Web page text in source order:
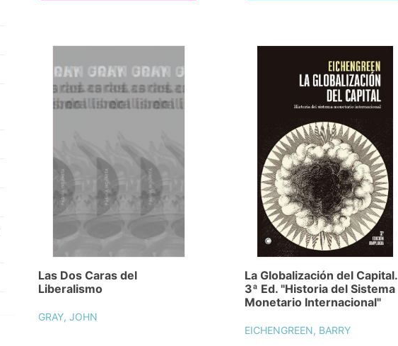
Las Dos Caras del
Liberalismo
GRAY, JOHN
La Globalización del Capital.
3ª Ed. "Historia del Sistema
Monetario Internacional"
EICHENGREEN, BARRY